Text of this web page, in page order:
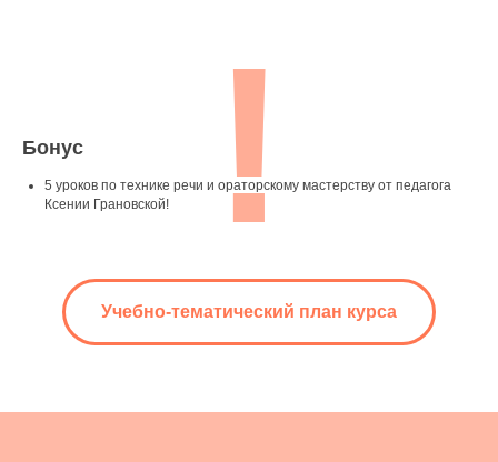
Бонус
5 уроков по технике речи и ораторскому мастерству от педагога
Ксении Грановской!
!
Учебно-тематический план курса